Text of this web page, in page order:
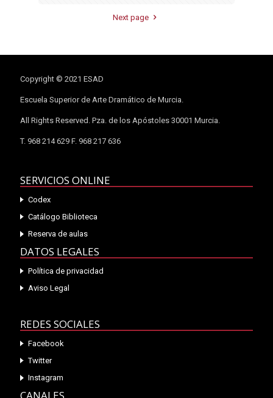
Next page
Copyright © 2021 ESAD
Escuela Superior de Arte Dramático de Murcia.
All Rights Reserved. Pza. de los Apóstoles 30001 Murcia.
T. 968 214 629 F. 968 217 636
SERVICIOS ONLINE
Codex
Catálogo Biblioteca
Reserva de aulas
DATOS LEGALES
Política de privacidad
Aviso Legal
REDES SOCIALES
Facebook
Twitter
Instagram